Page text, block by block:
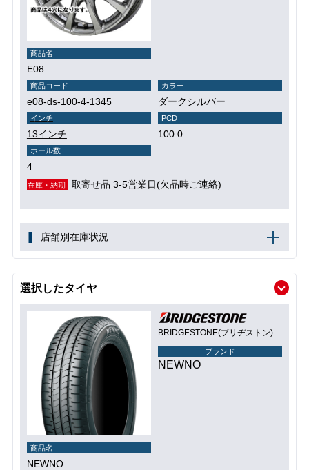
商品名
E08
商品コード
e08-ds-100-4-1345
カラー
ダークシルバー
インチ
13インチ
PCD
100.0
ホール数
4
在庫・納期 取寄せ品 3-5営業日(欠品時ご連絡)
店舗別在庫状況
選択したタイヤ
BRIDGESTONE(ブリヂストン)
ブランド
NEWNO
商品名
NEWNO